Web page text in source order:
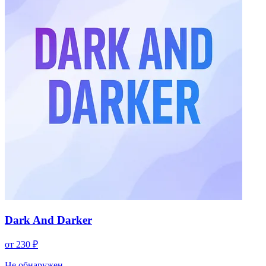
Dark And Darker
от 230 ₽